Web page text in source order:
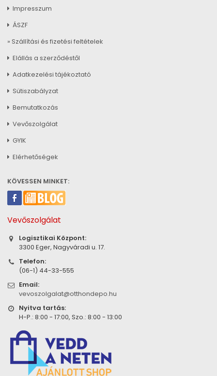
Impresszum
ÁSZF
» Szállítási és fizetési feltételek
Elállás a szerződéstől
Adatkezelési tájékoztató
Sütiszabályzat
Bemutatkozás
Vevőszolgálat
GYIK
Elérhetőségek
KÖVESSEN MINKET:
Vevőszolgálat
Logisztikai Központ:
3300 Eger, Nagyváradi u. 17.
Telefon:
(06-1) 44-33-555
Email:
vevoszolgalat@otthondepo.hu
Nyitva tartás:
H-P.: 8:00 - 17:00, Szo.: 8:00 - 13:00